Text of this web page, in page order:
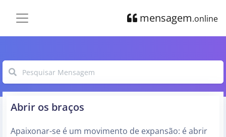
mensagem.online
Abrir os braços
Apaixonar-se é um movimento de expansão: é abrir